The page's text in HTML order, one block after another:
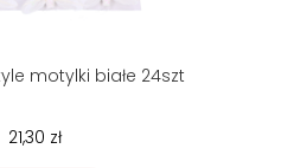
motylki białe 24szt
21,30 zł